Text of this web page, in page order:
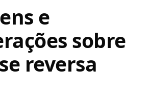
e
sobre
reversa